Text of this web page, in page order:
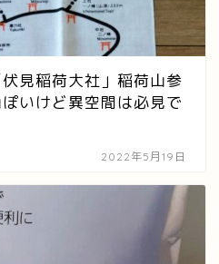
見稲荷大社」稲荷山参
いけど異空間は必見で
2022年5月19日